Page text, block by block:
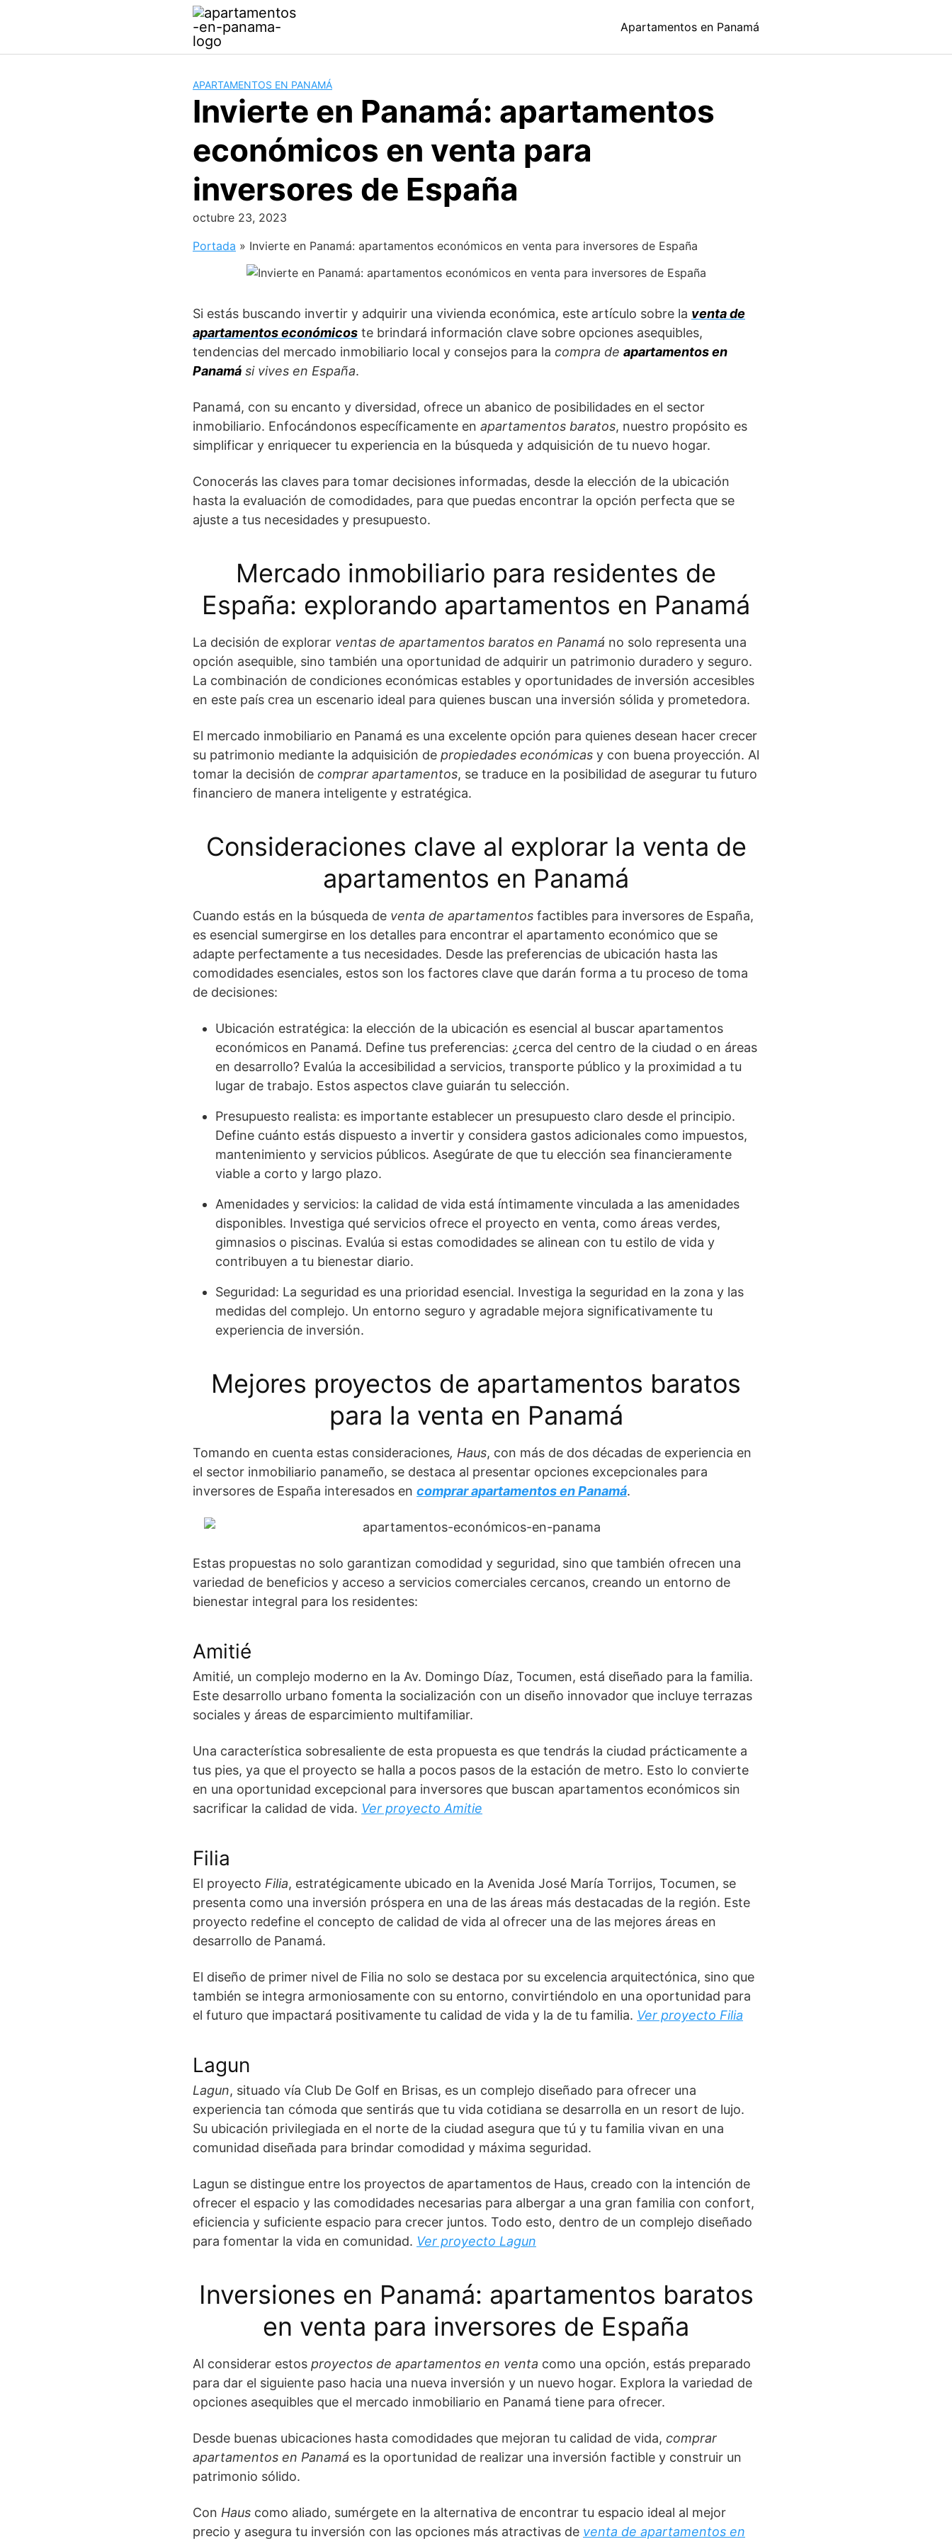
Apartamentos en Panamá
APARTAMENTOS EN PANAMÁ
Invierte en Panamá: apartamentos
económicos en venta para
inversores de España
octubre 23, 2023
Portada » Invierte en Panamá: apartamentos económicos en venta para inversores de España
Si estás buscando invertir y adquirir una vivienda económica, este artículo sobre la venta de
apartamentos económicos te brindará información clave sobre opciones asequibles,
tendencias del mercado inmobiliario local y consejos para la compra de apartamentos en
Panamá si vives en España.
Panamá, con su encanto y diversidad, ofrece un abanico de posibilidades en el sector
inmobiliario. Enfocándonos específicamente en apartamentos baratos, nuestro propósito es
simplificar y enriquecer tu experiencia en la búsqueda y adquisición de tu nuevo hogar.
Conocerás las claves para tomar decisiones informadas, desde la elección de la ubicación
hasta la evaluación de comodidades, para que puedas encontrar la opción perfecta que se
ajuste a tus necesidades y presupuesto.
Mercado inmobiliario para residentes de
España: explorando apartamentos en Panamá
La decisión de explorar ventas de apartamentos baratos en Panamá no solo representa una
opción asequible, sino también una oportunidad de adquirir un patrimonio duradero y seguro.
La combinación de condiciones económicas estables y oportunidades de inversión accesibles
en este país crea un escenario ideal para quienes buscan una inversión sólida y prometedora.
El mercado inmobiliario en Panamá es una excelente opción para quienes desean hacer crecer
su patrimonio mediante la adquisición de propiedades económicas y con buena proyección. Al
tomar la decisión de comprar apartamentos, se traduce en la posibilidad de asegurar tu futuro
financiero de manera inteligente y estratégica.
Consideraciones clave al explorar la venta de
apartamentos en Panamá
Cuando estás en la búsqueda de venta de apartamentos factibles para inversores de España,
es esencial sumergirse en los detalles para encontrar el apartamento económico que se
adapte perfectamente a tus necesidades. Desde las preferencias de ubicación hasta las
comodidades esenciales, estos son los factores clave que darán forma a tu proceso de toma
de decisiones:
Ubicación estratégica: la elección de la ubicación es esencial al buscar apartamentos
económicos en Panamá. Define tus preferencias: ¿cerca del centro de la ciudad o en áreas
en desarrollo? Evalúa la accesibilidad a servicios, transporte público y la proximidad a tu
lugar de trabajo. Estos aspectos clave guiarán tu selección.
Presupuesto realista: es importante establecer un presupuesto claro desde el principio.
Define cuánto estás dispuesto a invertir y considera gastos adicionales como impuestos,
mantenimiento y servicios públicos. Asegúrate de que tu elección sea financieramente
viable a corto y largo plazo.
Amenidades y servicios: la calidad de vida está íntimamente vinculada a las amenidades
disponibles. Investiga qué servicios ofrece el proyecto en venta, como áreas verdes,
gimnasios o piscinas. Evalúa si estas comodidades se alinean con tu estilo de vida y
contribuyen a tu bienestar diario.
Seguridad: La seguridad es una prioridad esencial. Investiga la seguridad en la zona y las
medidas del complejo. Un entorno seguro y agradable mejora significativamente tu
experiencia de inversión.
Mejores proyectos de apartamentos baratos
para la venta en Panamá
Tomando en cuenta estas consideraciones, Haus, con más de dos décadas de experiencia en
el sector inmobiliario panameño, se destaca al presentar opciones excepcionales para
inversores de España interesados en comprar apartamentos en Panamá.
Estas propuestas no solo garantizan comodidad y seguridad, sino que también ofrecen una
variedad de beneficios y acceso a servicios comerciales cercanos, creando un entorno de
bienestar integral para los residentes:
Amitié
Amitié, un complejo moderno en la Av. Domingo Díaz, Tocumen, está diseñado para la familia.
Este desarrollo urbano fomenta la socialización con un diseño innovador que incluye terrazas
sociales y áreas de esparcimiento multifamiliar.
Una característica sobresaliente de esta propuesta es que tendrás la ciudad prácticamente a
tus pies, ya que el proyecto se halla a pocos pasos de la estación de metro. Esto lo convierte
en una oportunidad excepcional para inversores que buscan apartamentos económicos sin
sacrificar la calidad de vida. Ver proyecto Amitie
Filia
El proyecto Filia, estratégicamente ubicado en la Avenida José María Torrijos, Tocumen, se
presenta como una inversión próspera en una de las áreas más destacadas de la región. Este
proyecto redefine el concepto de calidad de vida al ofrecer una de las mejores áreas en
desarrollo de Panamá.
El diseño de primer nivel de Filia no solo se destaca por su excelencia arquitectónica, sino que
también se integra armoniosamente con su entorno, convirtiéndolo en una oportunidad para
el futuro que impactará positivamente tu calidad de vida y la de tu familia. Ver proyecto Filia
Lagun
Lagun, situado vía Club De Golf en Brisas, es un complejo diseñado para ofrecer una
experiencia tan cómoda que sentirás que tu vida cotidiana se desarrolla en un resort de lujo.
Su ubicación privilegiada en el norte de la ciudad asegura que tú y tu familia vivan en una
comunidad diseñada para brindar comodidad y máxima seguridad.
Lagun se distingue entre los proyectos de apartamentos de Haus, creado con la intención de
ofrecer el espacio y las comodidades necesarias para albergar a una gran familia con confort,
eficiencia y suficiente espacio para crecer juntos. Todo esto, dentro de un complejo diseñado
para fomentar la vida en comunidad. Ver proyecto Lagun
Inversiones en Panamá: apartamentos baratos
en venta para inversores de España
Al considerar estos proyectos de apartamentos en venta como una opción, estás preparado
para dar el siguiente paso hacia una nueva inversión y un nuevo hogar. Explora la variedad de
opciones asequibles que el mercado inmobiliario en Panamá tiene para ofrecer.
Desde buenas ubicaciones hasta comodidades que mejoran tu calidad de vida, comprar
apartamentos en Panamá es la oportunidad de realizar una inversión factible y construir un
patrimonio sólido.
Con Haus como aliado, sumérgete en la alternativa de encontrar tu espacio ideal al mejor
precio y asegura tu inversión con las opciones más atractivas de venta de apartamentos en